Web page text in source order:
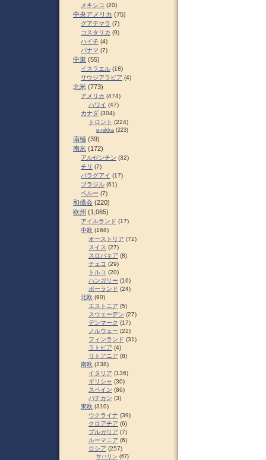
メキシコ (20)
中央アメリカ (75)
グアテマラ (7)
コスタリカ (9)
ハイチ (4)
パナマ (7)
中東 (55)
イスラエル (18)
サウジアラビア (4)
北米 (773)
アメリカ (474)
ハワイ (47)
カナダ (304)
トロント (224)
e-nikka (223)
南極 (39)
南米 (172)
アルゼンチン (32)
チリ (7)
パラグアイ (17)
ブラジル (61)
ペルー (7)
和僑会 (220)
欧州 (1,065)
アイルランド (17)
中欧 (168)
オーストリア (72)
スイス (27)
スロパキア (8)
チェコ (29)
トルコ (20)
ハンガリー (16)
ポーランド (24)
北欧 (90)
エストニア (5)
スウェーデン (27)
デンマーク (17)
ノルウェー (22)
フィンランド (31)
ラトビア (4)
リトアニア (8)
南欧 (238)
イタリア (136)
ギリシャ (30)
スペイン (86)
バチカン (3)
東欧 (310)
ウクライナ (39)
クロアチア (6)
ブルガリア (7)
ルーマニア (6)
ロシア (257)
サハリン (67)